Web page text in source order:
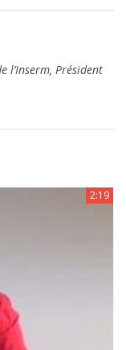
l’Inserm, Président
2:19